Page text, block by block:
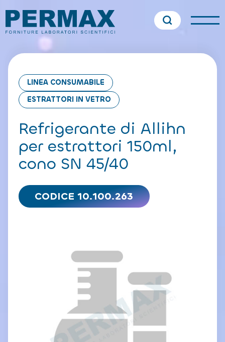
LINEA CONSUMABILE
ESTRATTORI IN VETRO
Refrigerante di Allihn
per estrattori 150ml,
cono SN 45/40
CODICE 10.100.263